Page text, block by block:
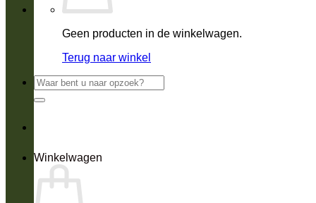
Geen producten in de winkelwagen.
Terug naar winkel
Zoeken
naar:
Winkelwagen